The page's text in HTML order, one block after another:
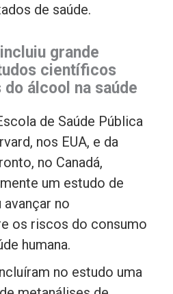
de saúde.
grande
científicos
álcool na saúde
de Saúde Pública
nos EUA, e da
no Canadá,
um estudo de
no
os riscos do consumo
humana.
no estudo uma